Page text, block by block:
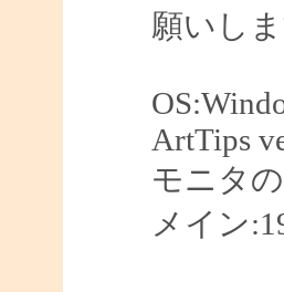
願いしま
ArtTips
モニタ
メイン